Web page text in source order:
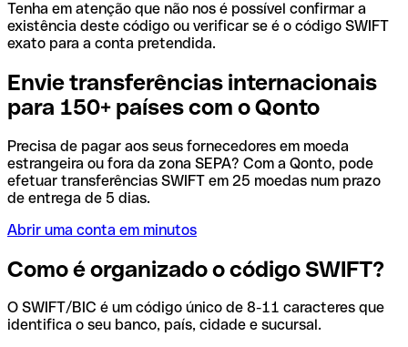
Tenha em atenção que não nos é possível confirmar a
existência deste código ou verificar se é o código SWIFT
exato para a conta pretendida.
Envie transferências internacionais
para 150+ países com o Qonto
Precisa de pagar aos seus fornecedores em moeda
estrangeira ou fora da zona SEPA? Com a Qonto, pode
efetuar transferências SWIFT em 25 moedas num prazo
de entrega de 5 dias.
Abrir uma conta em minutos
Como é organizado o código SWIFT?
O SWIFT/BIC é um código único de 8-11 caracteres que
identifica o seu banco, país, cidade e sucursal.